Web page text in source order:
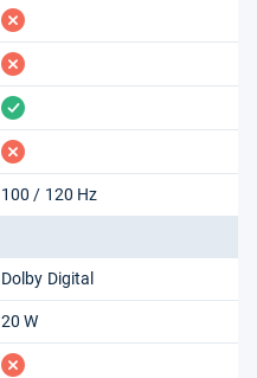
fehlt
fehlt
vorhanden
fehlt
100 / 120 Hz
Dolby Digital
20 W
fehlt